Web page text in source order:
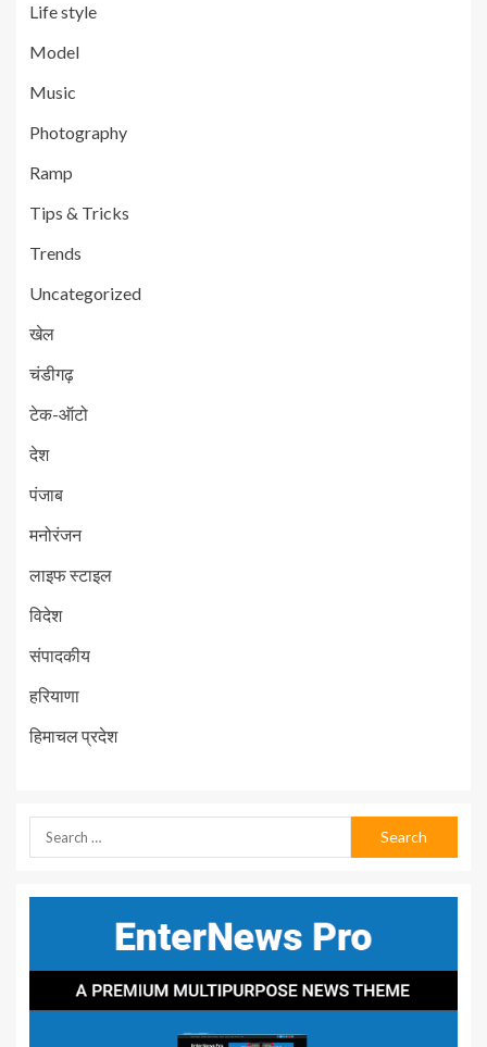
Life style
Model
Music
Photography
Ramp
Tips & Tricks
Trends
Uncategorized
खेल
चंडीगढ़
टेक-ऑटो
देश
पंजाब
मनोरंजन
लाइफ स्टाइल
विदेश
संपादकीय
हरियाणा
हिमाचल प्रदेश